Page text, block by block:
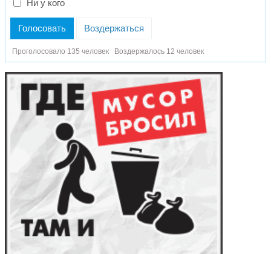
Ни у кого
Голосовать Воздержаться
Проголосовало 135 человек Воздержалось 12 человек